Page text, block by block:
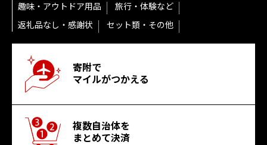
趣味・アウトドア用品
旅行・体験など
返礼品なし・感謝状
セット類・その他
寄附で
マイルがつかえる
複数自治体を
まとめて決済